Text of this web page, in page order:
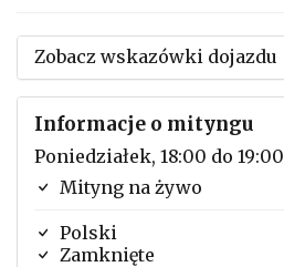
Zobacz wskazówki dojazdu
Informacje o mityngu
Poniedziałek, 18:00 do 19:00
Mityng na żywo
Polski
Zamknięte